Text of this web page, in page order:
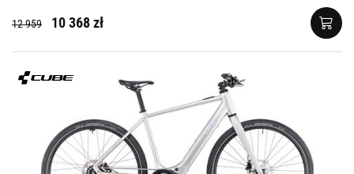
12 959 10 368 zł